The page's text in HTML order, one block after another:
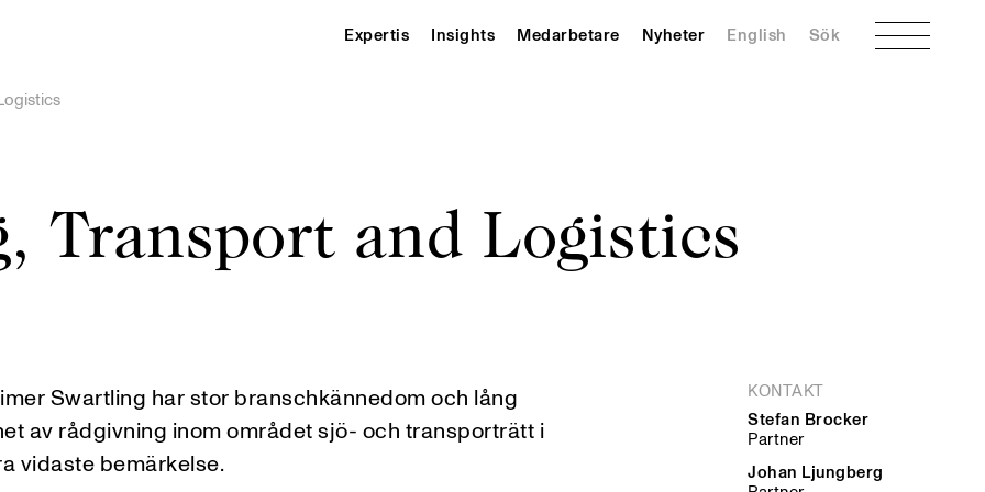
Expertis Insights Medarbetare Nyheter English Sök Meny
Transport and Logistics
Swartling har stor branschkännedom och lång
av rådgivning inom området sjö- och transporträtt i
vidaste bemärkelse.
KONTAKT
Stefan Brocker
Partner
Johan Ljungberg